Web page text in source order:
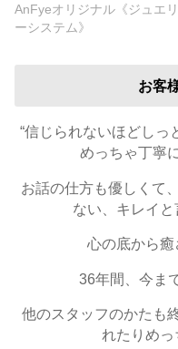
AnFyeオリジナル《ジュエリ
ーシステム》
お客
“信じられないほどしっ
めっちゃ丁寧
お話の仕方も優しくて
ない、キレイと
心の底から癒
36年間、今ま
他のスタッフのかたも
れたりめっ